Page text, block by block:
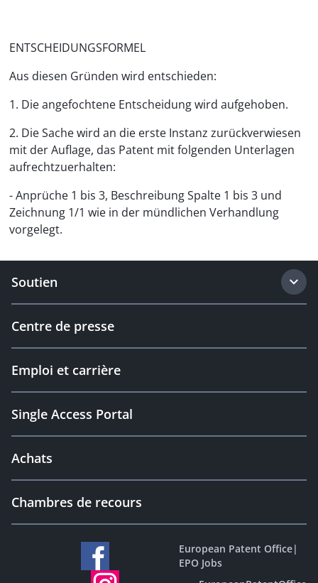
ENTSCHEIDUNGSFORMEL
Aus diesen Gründen wird entschieden:
1. Die angefochtene Entscheidung wird aufgehoben.
2. Die Sache wird an die erste Instanz zurückverwiesen
mit der Auflage, das Patent mit folgenden Unterlagen
aufrechtzuerhalten:
- Anprüche 1 bis 3, Beschreibung Spalte 1 bis 3 und
Zeichnung 1/1 wie in der mündlichen Verhandlung
vorgelegt.
Soutien
Centre de presse
Emploi et carrière
Single Access Portal
Achats
Chambres de recours
European Patent Office|
EPO Jobs